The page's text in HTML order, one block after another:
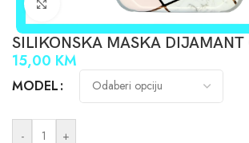
Click to enlarge
SILIKONSKA MASKA
15,00 KM
MODEL
- +